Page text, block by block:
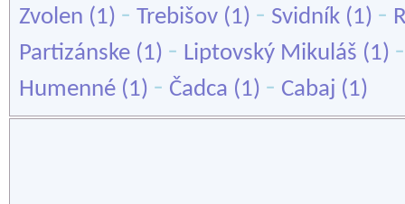
Zvolen (1) - Trebišov (1) - Svidník (1) -
Partizánske (1) - Liptovský Mikuláš (1)
Humenné (1) - Čadca (1) - Cabaj (1)